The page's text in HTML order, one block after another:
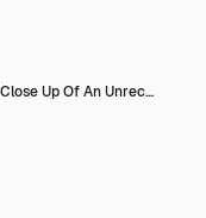
Close Up Of An Unrec…